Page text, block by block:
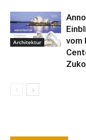
Architektur
vom